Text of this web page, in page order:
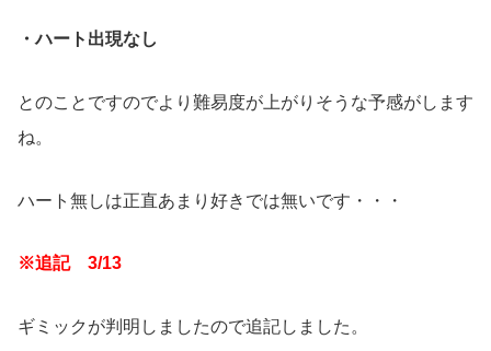
・ハート出現なし
とのことですのでより難易度が上がりそうな予感がします
ね。
ハート無しは正直あまり好きでは無いです・・・
※追記 3/13
ギミックが判明しましたので追記しました。